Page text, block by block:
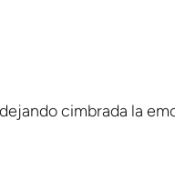
cimbrada la